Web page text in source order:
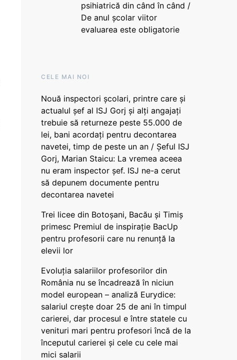
psihiatrică din când în când /
De anul școlar viitor
evaluarea este obligatorie
CELE MAI NOI
Nouă inspectori școlari, printre care și
actualul șef al ISJ Gorj și alți angajați
trebuie să returneze peste 55.000 de
lei, bani acordați pentru decontarea
navetei, timp de peste un an / Șeful ISJ
Gorj, Marian Staicu: La vremea aceea
nu eram inspector șef. ISJ ne-a cerut
să depunem documente pentru
decontarea navetei
Trei licee din Botoșani, Bacău și Timiș
primesc Premiul de inspirație BacUp
pentru profesorii care nu renunță la
elevii lor
Evoluția salariilor profesorilor din
România nu se încadrează în niciun
model european – analiză Eurydice:
salariul crește doar 25 de ani în timpul
carierei, dar procesul e între statele cu
venituri mari pentru profesori încă de la
începutul carierei și cele cu cele mai
mici salarii